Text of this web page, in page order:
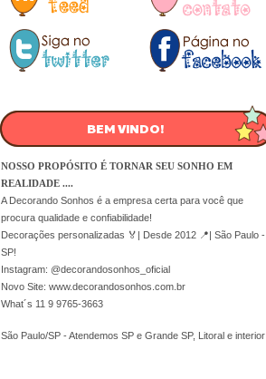
BEM VINDO!
NOSSO PROPÓSITO É TORNAR SEU SONHO EM
REALIDADE ....
A Decorando Sonhos é a empresa certa para você que
procura qualidade e confiabilidade!
Decorações personalizadas 🏅| Desde 2012 📍| São Paulo -
SP!
Instagram: @decorandosonhos_oficial
Novo Site: www.decorandosonhos.com.br
What´s 11 9 9765-3663
São Paulo/SP - Atendemos SP e Grande SP, Litoral e interior